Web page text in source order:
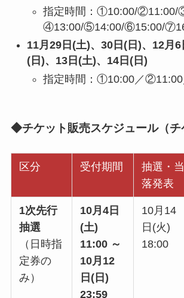
指定時間：①10:00/②11:00/
④13:00/⑤14:00/⑥15:00/
11月29日(土)、30日(日)、12月6
(日)、13日(土)、14日(日)
指定時間：①10:00／
◆チケット販売スケジュール（チ
区分 受付期間
抽選・当
落発表
1次先行
抽選
（日時指
定券の
み）
10月4日
(土)
11:00 ～
10月12
日(日)
23:59
10月14
日(火)
18:00